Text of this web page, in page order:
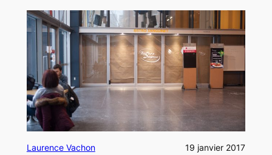
Laurence Vachon 19 janvier 2017